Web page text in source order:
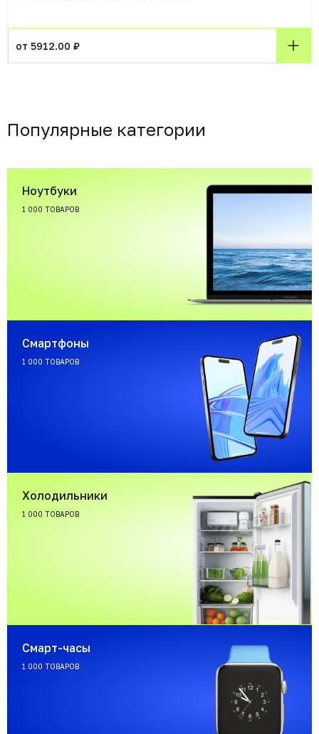
от 5912.00 ₽
Популярные категории
Ноутбуки
1 000 ТОВАРОВ
Смартфоны
1 000 ТОВАРОВ
Холодильники
1 000 ТОВАРОВ
Смарт-часы
1 000 ТОВАРОВ